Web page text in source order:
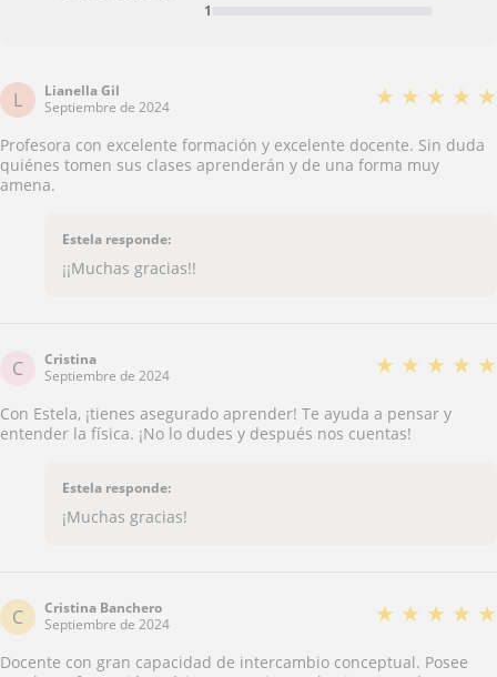
1
L
Lianella Gil
Septiembre de 2024
★ ★ ★ ★ ★
Profesora con excelente formación y excelente docente. Sin duda
quiénes tomen sus clases aprenderán y de una forma muy
amena.
Estela responde:
¡¡Muchas gracias!!
C
Cristina
Septiembre de 2024
★ ★ ★ ★ ★
Con Estela, ¡tienes asegurado aprender! Te ayuda a pensar y
entender la física. ¡No lo dudes y después nos cuentas!
Estela responde:
¡Muchas gracias!
C
Cristina Banchero
Septiembre de 2024
★ ★ ★ ★ ★
Docente con gran capacidad de intercambio conceptual. Posee